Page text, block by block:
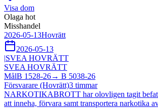
Visa dom
Olaga hot
Misshandel
2026-05-13Hovrätt
2026-05-13
|SVEA HOVRÄTT
SVEA HOVRÄTT
MålB 1528-26→ B 5038-26
Försvarare (Hovrätt)3 timmar
NARKOTIKABROTT har olovligen tagit
att inneha, förvara samt transportera narkotika